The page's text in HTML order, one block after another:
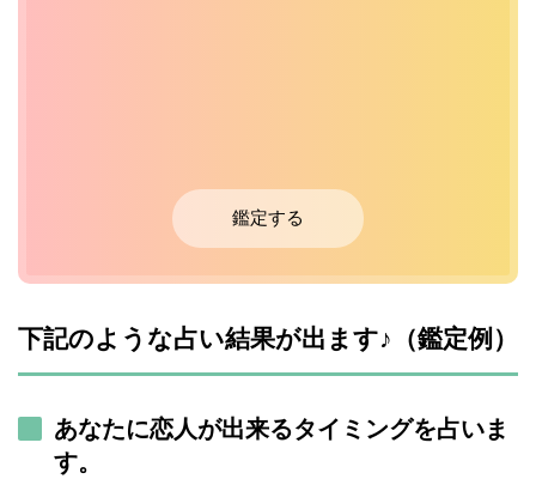
鑑定する
下記のような占い結果が出ます♪（鑑定例）
あなたに恋人が出来るタイミングを占いま
す。